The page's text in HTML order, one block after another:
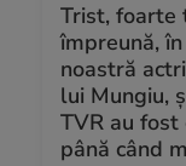
Trist, foarte
împreună,
noastră
lui Mungiu,
TVR au
până când